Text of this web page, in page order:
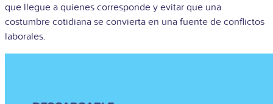
que llegue a quienes corresponde y evitar que una
costumbre cotidiana se convierta en una fuente de conflictos
laborales.